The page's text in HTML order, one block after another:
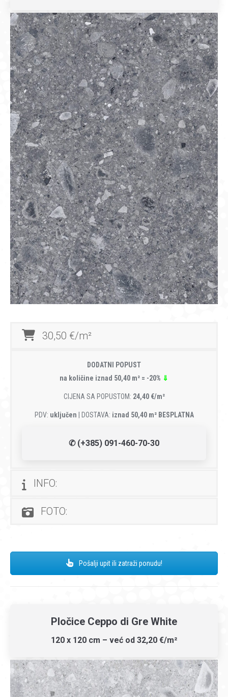
30,50 €/m²
DODATNI POPUST
na količine iznad 50,40 m² = -20% ⇓
CIJENA SA POPUSTOM: 24,40 €/m²
PDV: uključen | DOSTAVA: iznad 50,40 m² BESPLATNA
✆ (+385) 091-460-70-30
INFO:
FOTO:
Pošalji upit ili zatraži ponudu!
Pločice Ceppo di Gre White
120 x 120 cm – već od 32,20 €/m²